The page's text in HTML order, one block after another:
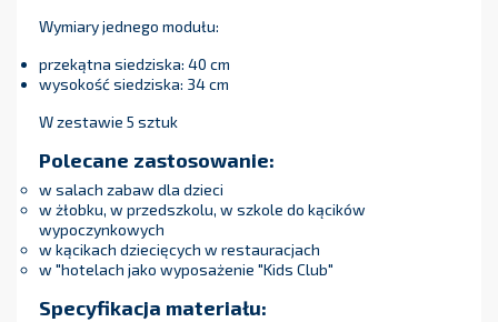
Wymiary jednego modułu:
przekątna siedziska: 40 cm
wysokość siedziska: 34 cm
W zestawie 5 sztuk
Polecane zastosowanie:
w salach zabaw dla dzieci
w żłobku, w przedszkolu, w szkole do kącików
wypoczynkowych
w kącikach dziecięcych w restauracjach
w "hotelach jako wyposażenie "Kids Club"
Specyfikacja materiału: